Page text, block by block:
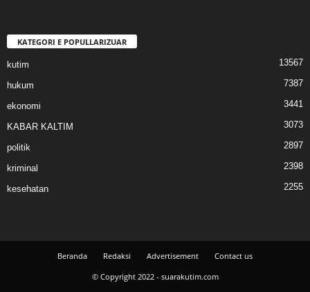
KATEGORI E POPULLARIZUAR
kutim 13567
hukum 7387
ekonomi 3441
KABAR KALTIM 3073
politik 2897
kriminal 2398
kesehatan 2255
Beranda Redaksi Advertisement
Contact us
© Copyright 2022 - suarakutim.com